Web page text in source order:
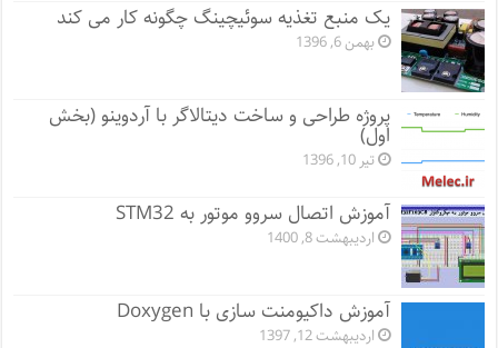
یک منبع تغذیه سوئیچینگ چگونه کار می کند
بهمن 6, 1396
پروژه طراحی و ساخت دیتالاگر با آردوینو (بخش
اول)
تیر 10, 1396
آموزش اتصال سروو موتور به STM32
اردیبهشت 8, 1400
آموزش داکیومنت سازی با Doxygen
اردیبهشت 12, 1397